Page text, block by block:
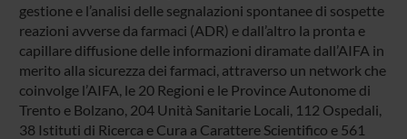
gestione e l’analisi delle segnalazioni spontanee di sospette
reazioni avverse da farmaci (ADR) e dall’altro la pronta e
capillare diffusione delle informazioni diramate dall’AIFA in
merito alla sicurezza dei farmaci, attraverso un network che
coinvolge l’AIFA, le 20 Regioni e le Province Autonome di
Trento e Bolzano, 204 Unità Sanitarie Locali, 112 Ospedali,
38 Istituti di Ricerca e Cura a Carattere Scientifico e 561